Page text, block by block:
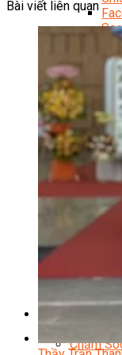
Media
Sức Khỏe
Kỹ
Chăm
Bài viết liên quan